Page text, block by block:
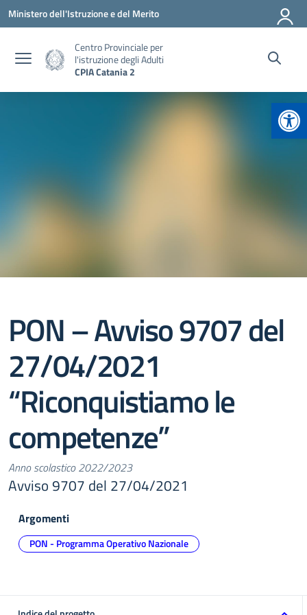
Vai ai contenuti
Vai al menu di navigazione
Vai al footer
Ministero dell'Istruzione e del Merito
Centro Provinciale per
l'istruzione degli Adulti
CPIA Catania 2
PON – Avviso 9707 del
27/04/2021
“Riconquistiamo le
competenze”
Anno scolastico 2022/2023
Avviso 9707 del 27/04/2021
Argomenti
PON - Programma Operativo Nazionale